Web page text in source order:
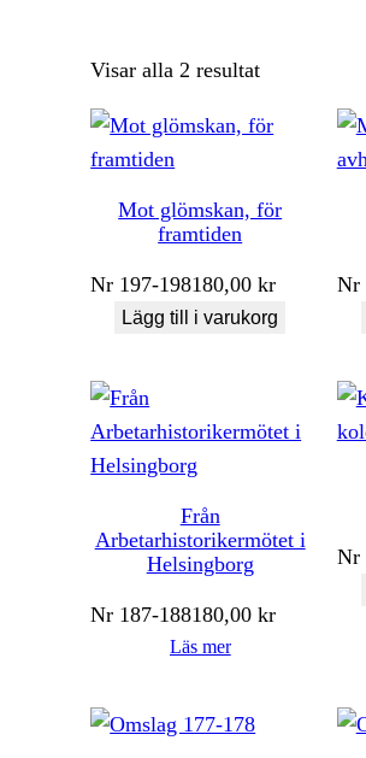
Visar alla 2 resultatSortera
senaste
Mot glömskan, för
framtiden
Nr 197-198180,00kr
Lägg till i varukorg
Nr
Från
Arbetarhistorikermötet i
Helsingborg
Nr 187-188180,00kr
Läs mer
Nr